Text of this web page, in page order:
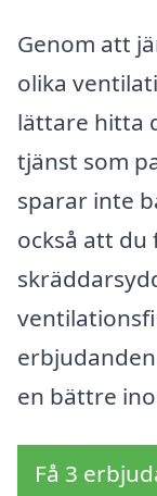
Genom att
olika
lättare hitta
tjänst som
sparar inte
också att du
en bättre
Få 3